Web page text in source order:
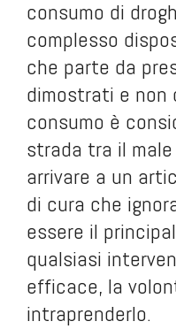
consumo di
complesso
che parte da
dimostrati e non
consumo è
strada tra il
arrivare a un
di cura che
essere il
qualsiasi
efficace, la
intraprenderlo.